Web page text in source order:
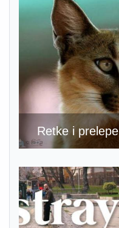
Retke i